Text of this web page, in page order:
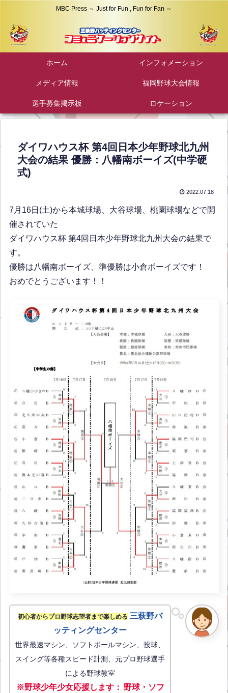
MBC Press ～ Just for Fun , Fun for Fan ～
ホーム インフォメーション
メディア情報 福岡野球大会情報
選手募集掲示板 ロケーション
ダイワハウス杯 第4回日本少年野球北九州
大会の結果 優勝：八幡南ボーイズ(中学硬
式)
2022.07.18
7月16日(土)から本城球場、大谷球場、桃園球場などで開
催されていた
ダイワハウス杯 第4回日本少年野球北九州大会の結果で
す。
優勝は八幡南ボーイズ、準優勝は小倉ボーイズです！
おめでとうございます！！
初心者からプロ野球志望者まで楽しめる 三萩野バ
ッティングセンター
世界最速マシン、ソフトボールマシン、投球、
スイング等各種スピード計測、元プロ野球選手
による野球教室
※野球少年少女応援します： 野球・ソフ